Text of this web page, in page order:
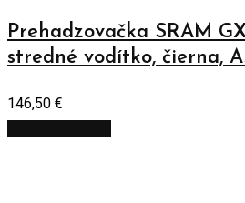
Prehadzovačka SRAM
stredné vodítko, čierna,
146,50 €